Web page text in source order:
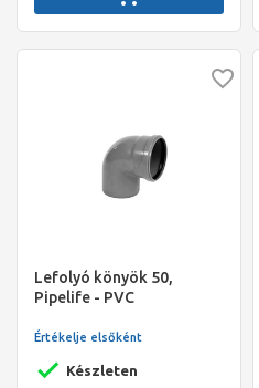
Lefolyó könyök 50,
Pipelife - PVC
Készleten
Értékelje elsőként